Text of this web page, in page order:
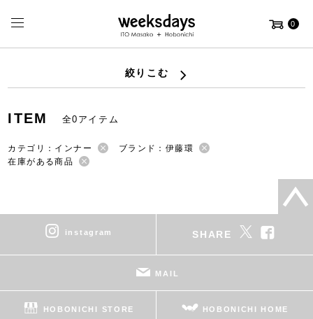
0
絞りこむ
ITEM 全0アイテム
カテゴリ：インナー
ブランド：伊藤環
在庫がある商品
instagram SHARE
MAIL
HOBONICHI STORE HOBONICHI HOME